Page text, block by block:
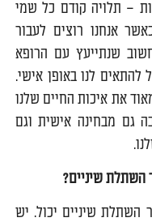
– תלויה קודם כל שמי
אנחנו רוצים לעבור
שנתייעץ עם הרופא
להתאים לנו באופן אישי.
את איכות החיים שלנו
גם מבחינה אישית וגם
השתלת שיניים?
שיניים יכול. יש